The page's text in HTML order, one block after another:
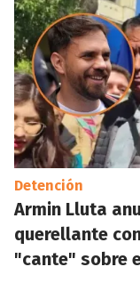
Detención
Armin Lluta
querellante
"cante" sobre